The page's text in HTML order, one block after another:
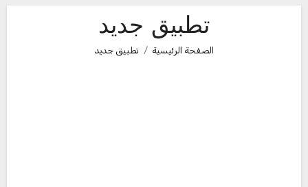
تطبيق جديد
الصفحة الرئيسية تطبيق جديد